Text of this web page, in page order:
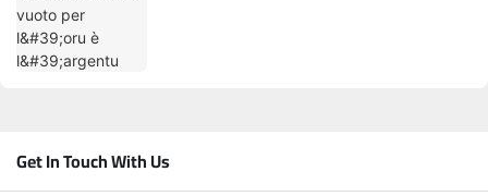
Get In Touch With Us